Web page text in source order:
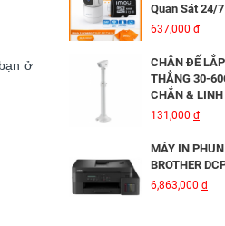
ở
Quan Sát 24/
637,000 đ
CHÂN ĐẾ
THẲNG 30-
CHẮN & LINH
131,000 đ
MÁY IN
BROTHER
6,863,000 đ
Camera IP
HIKVISION
3,816,000đ
BỘ MỞ
KVM MT-VIKI
5,600,000đ
Camera IP